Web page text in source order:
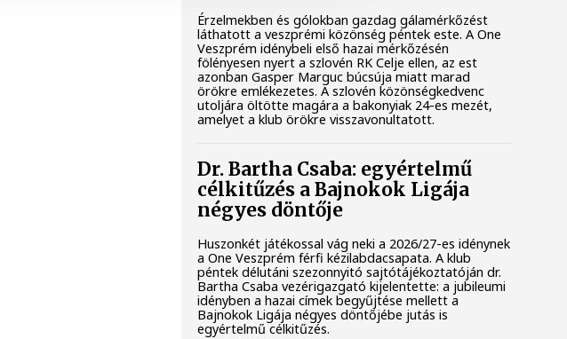
Érzelmekben és gólokban gazdag gálamérkőzést
láthatott a veszprémi közönség péntek este. A One
Veszprém idénybeli első hazai mérkőzésén
fölényesen nyert a szlovén RK Celje ellen, az est
azonban Gasper Marguc búcsúja miatt marad
örökre emlékezetes. A szlovén közönségkedvenc
utoljára öltötte magára a bakonyiak 24-es mezét,
amelyet a klub örökre visszavonultatott.
Dr. Bartha Csaba: egyértelmű
célkitűzés a Bajnokok Ligája
négyes döntője
Huszonkét játékossal vág neki a 2026/27-es idénynek
a One Veszprém férfi kézilabdacsapata. A klub
péntek délutáni szezonnyitó sajtótájékoztatóján dr.
Bartha Csaba vezérigazgató kijelentette: a jubileumi
idényben a hazai címek begyűjtése mellett a
Bajnokok Ligája négyes döntőjébe jutás is
egyértelmű célkitűzés.